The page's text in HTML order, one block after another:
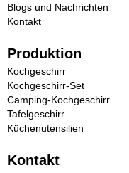
Blogs und Nachrichten
Kontakt
Produktion
Kochgeschirr
Kochgeschirr-Set
Camping-Kochgeschirr
Tafelgeschirr
Küchenutensilien
Kontakt